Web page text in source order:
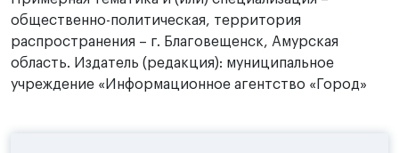
общественно-политическая, территория
распространения – г. Благовещенск, Амурская
область. Издатель (редакция): муниципальное
учреждение «Информационное агентство «Город»